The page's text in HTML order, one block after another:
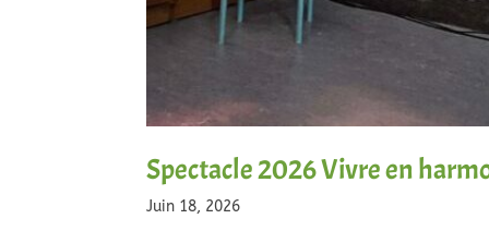
Spectacle 2026 Vivre en
Juin 18, 2026